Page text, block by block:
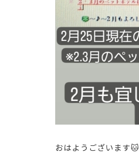
おはようございます🐱